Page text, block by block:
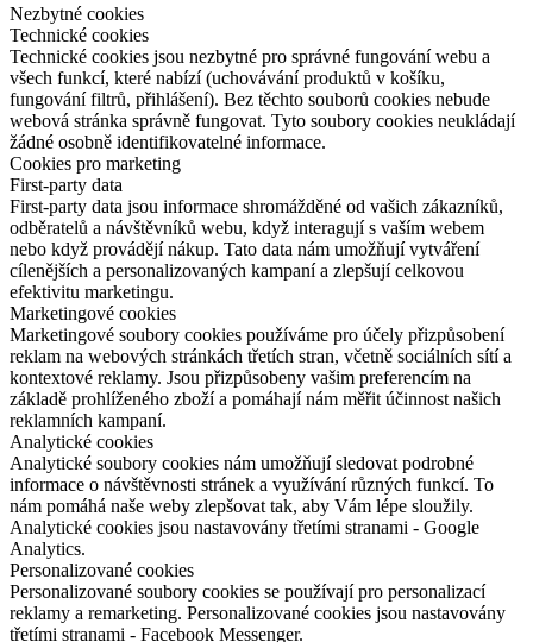
Nezbytné cookies
Technické cookies
Technické cookies jsou nezbytné pro správné fungování webu a
všech funkcí, které nabízí (uchovávání produktů v košíku,
fungování filtrů, přihlášení). Bez těchto souborů cookies nebude
webová stránka správně fungovat. Tyto soubory cookies neukládají
žádné osobně identifikovatelné informace.
Cookies pro marketing
First-party data
First-party data jsou informace shromážděné od vašich zákazníků,
odběratelů a návštěvníků webu, když interagují s vaším webem
nebo když provádějí nákup. Tato data nám umožňují vytváření
cílenějších a personalizovaných kampaní a zlepšují celkovou
efektivitu marketingu.
Marketingové cookies
Marketingové soubory cookies používáme pro účely přizpůsobení
reklam na webových stránkách třetích stran, včetně sociálních sítí a
kontextové reklamy. Jsou přizpůsobeny vašim preferencím na
základě prohlíženého zboží a pomáhají nám měřit účinnost našich
reklamních kampaní.
Analytické cookies
Analytické soubory cookies nám umožňují sledovat podrobné
informace o návštěvnosti stránek a využívání různých funkcí. To
nám pomáhá naše weby zlepšovat tak, aby Vám lépe sloužily.
Analytické cookies jsou nastavovány třetími stranami - Google
Analytics.
Personalizované cookies
Personalizované soubory cookies se používají pro personalizací
reklamy a remarketing. Personalizované cookies jsou nastavovány
třetími stranami - Facebook Messenger.